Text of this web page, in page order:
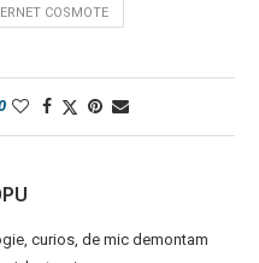
COSMOTE
curios, de mic demontam